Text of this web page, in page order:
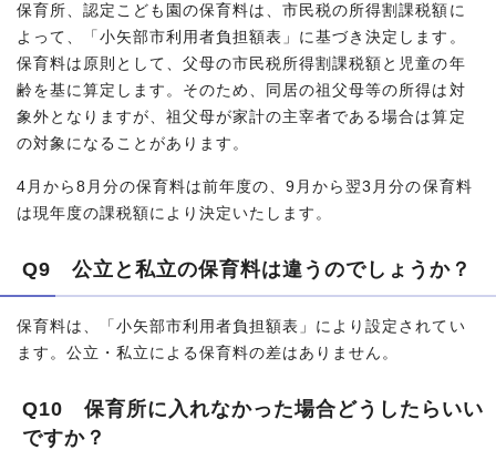
保育所、認定こども園の保育料は、市民税の所得割課税額に
よって、「小矢部市利用者負担額表」に基づき決定します。
保育料は原則として、父母の市民税所得割課税額と児童の年
齢を基に算定します。そのため、同居の祖父母等の所得は対
象外となりますが、祖父母が家計の主宰者である場合は算定
の対象になることがあります。
4月から8月分の保育料は前年度の、9月から翌3月分の保育料
は現年度の課税額により決定いたします。
Q9 公立と私立の保育料は違うのでしょうか？
保育料は、「小矢部市利用者負担額表」により設定されてい
ます。公立・私立による保育料の差はありません。
Q10 保育所に入れなかった場合どうしたらいい
ですか？